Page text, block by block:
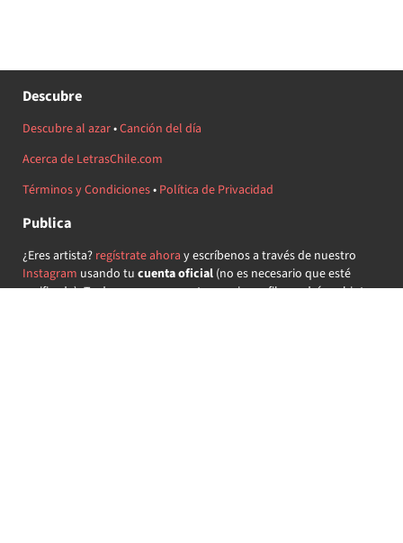
Descubre
Descubre al azar•Canción del día
Acerca de LetrasChile.com
Términos y Condiciones• Política de Privacidad
Publica
¿Eres artista? regístrate ahora y escríbenos a través de nuestro
Instagram usando tu cuenta oficial(no es necesario que esté
verificada) ¡Te daremos acceso a tu propio perfil y podrás subir tus